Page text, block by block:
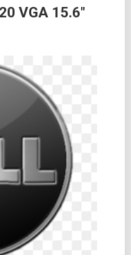
VGA 15.6″